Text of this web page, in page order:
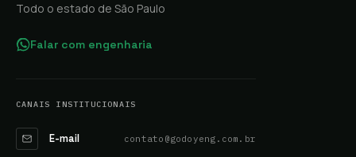
Todo o estado de São Paulo
Falar com engenharia
CANAIS INSTITUCIONAIS
E-mail contato@godoyeng.com.br